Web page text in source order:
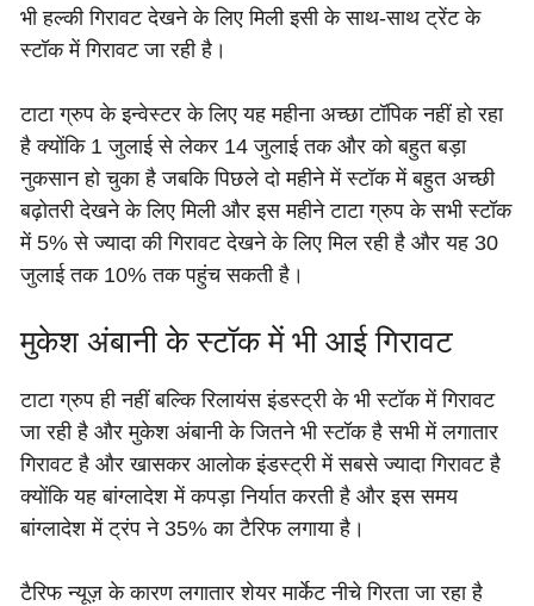
भी हल्की गिरावट देखने के लिए मिली इसी के साथ-साथ ट्रेंट के
स्टॉक में गिरावट जा रही है।
टाटा ग्रुप के इन्वेस्टर के लिए यह महीना अच्छा टॉपिक नहीं हो रहा
है क्योंकि 1 जुलाई से लेकर 14 जुलाई तक और को बहुत बड़ा
नुकसान हो चुका है जबकि पिछले दो महीने में स्टॉक में बहुत अच्छी
बढ़ोतरी देखने के लिए मिली और इस महीने टाटा ग्रुप के सभी स्टॉक
में 5% से ज्यादा की गिरावट देखने के लिए मिल रही है और यह 30
जुलाई तक 10% तक पहुंच सकती है।
मुकेश अंबानी के स्टॉक में भी आई गिरावट
टाटा ग्रुप ही नहीं बल्कि रिलायंस इंडस्ट्री के भी स्टॉक में गिरावट
जा रही है और मुकेश अंबानी के जितने भी स्टॉक है सभी में लगातार
गिरावट है और खासकर आलोक इंडस्ट्री में सबसे ज्यादा गिरावट है
क्योंकि यह बांग्लादेश में कपड़ा निर्यात करती है और इस समय
बांग्लादेश में ट्रंप ने 35% का टैरिफ लगाया है।
टैरिफ न्यूज़ के कारण लगातार शेयर मार्केट नीचे गिरता जा रहा है